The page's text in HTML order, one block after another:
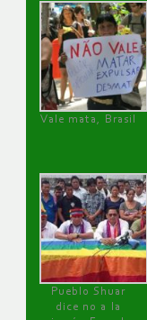
Vale mata, Brasil
Pueblo Shuar
dice no a la